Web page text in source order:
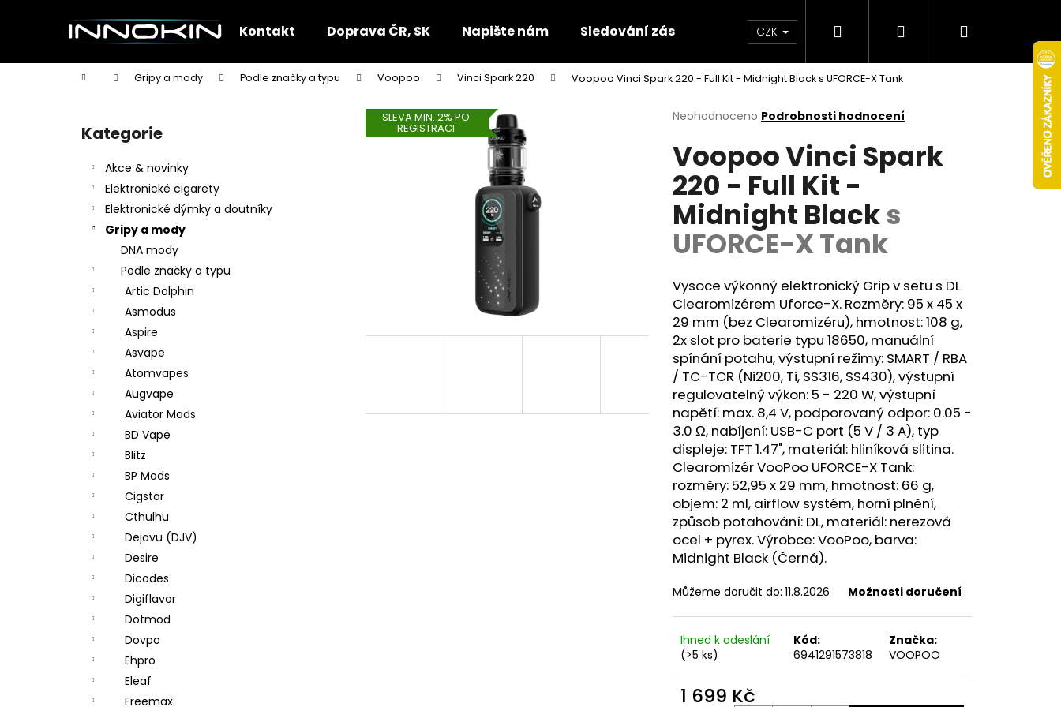
Kontakt Doprava ČR, SK Napište nám Sledování zásilek Obchodní podmínky Věrnostní program
CZK Hledat PřihlášeníNákupní
Domů Gripy a mody Podle značky a typu Voopoo Vinci Spark 220 Voopoo Vinci Spark 220 - Full Kit - Midnight Blacks UFORCE-X Tank
Přeskočit
kategorie
Kategorie
Akce & novinky
Elektronické cigarety
Elektronické dýmky a doutníky
Gripy a mody
DNA mody
Podle značky a typu
Artic Dolphin
Asmodus
Aspire
Asvape
Atomvapes
Augvape
Aviator Mods
BD Vape
Blitz
BP Mods
Cigstar
Cthulhu
Dejavu (DJV)
Desire
Dicodes
Digiflavor
Dotmod
Dovpo
Ehpro
Eleaf
Freemax
Průměrné
produktu
je
0,0
z
5
hvězdiček.
Neohodnoceno Podrobnosti hodnocení
Voopoo Vinci Spark
220 - Full Kit -
Midnight Blacks
UFORCE-X Tank
Vysoce výkonný elektronický Grip v setu s DL
Clearomizérem Uforce-X. Rozměry: 95 x 45 x
29 mm (bez Clearomizéru), hmotnost: 108 g,
2x slot pro baterie typu 18650, manuální
spínání potahu, výstupní režimy: SMART / RBA
/ TC-TCR (Ni200, Ti, SS316, SS430), výstupní
regulovatelný výkon: 5 - 220 W, výstupní
napětí: max. 8,4 V, podporovaný odpor: 0.05 -
3.0 Ω, nabíjení: USB-C port (5 V / 3 A), typ
displeje: TFT 1.47", materiál: hliníková slitina.
Clearomizér VooPoo UFORCE-X Tank:
rozměry: 52,95 x 29 mm, hmotnost: 66 g,
objem: 2 ml, airflow systém, horní plnění,
způsob potahování: DL, materiál: nerezová
ocel + pyrex. Výrobce: VooPoo, barva:
Midnight Black (Černá).
Můžeme doručit do: 11.8.2026 Možnosti doručení
Ihned k odeslání
(>5 ks)
Kód:
6941291573818
Značka:
VOOPOO
1 699 Kč
SLEVA MIN. 2% PO
REGISTRACI
í
Zpět
do
Zpět
do
Co potřebujete najít?
Doporučujeme
Následující
DEKANG DESERT SHIP 10ML 11MG
154 Kč
Původně:195 Kč
OXVA XLIM TOP FILL SS POD CARTRIDGE
1,2OHM 2ML